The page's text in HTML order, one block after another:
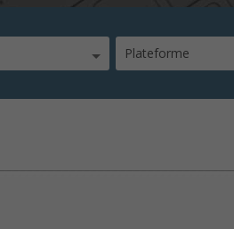
Plateforme